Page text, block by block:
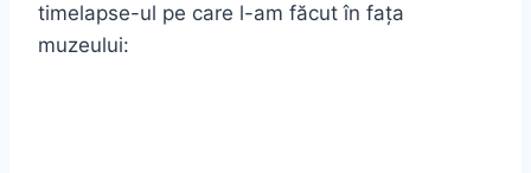
timelapse-ul pe care l-am făcut în fața
muzeului: